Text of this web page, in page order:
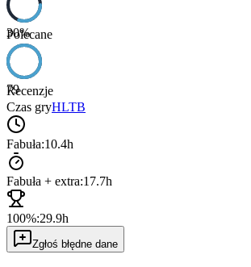
30%
Polecane
79
Recenzje
Czas gryHLTB
Fabuła:10.4h
Fabuła + extra:17.7h
100%:29.9h
Zgłoś błędne dane